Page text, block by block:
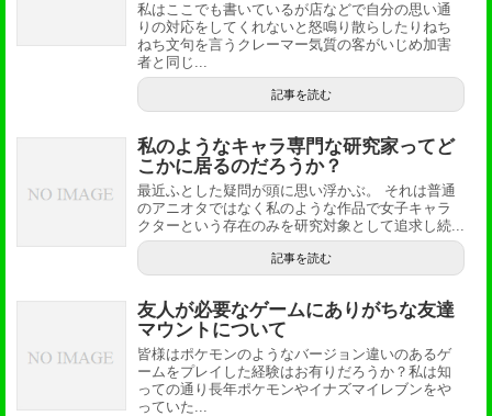
私はここでも書いているが店などで自分の思い通
りの対応をしてくれないと怒鳴り散らしたりねち
ねち文句を言うクレーマー気質の客がいじめ加害
者と同じ...
記事を読む
私のようなキャラ専門な研究家ってど
こかに居るのだろうか？
最近ふとした疑問が頭に思い浮かぶ。 それは普通
のアニオタではなく私のような作品で女子キャラ
クターという存在のみを研究対象として追求し続...
記事を読む
友人が必要なゲームにありがちな友達
マウントについて
皆様はポケモンのようなバージョン違いのあるゲ
ームをプレイした経験はお有りだろうか？私は知
っての通り長年ポケモンやイナズマイレブンをや
っていた...